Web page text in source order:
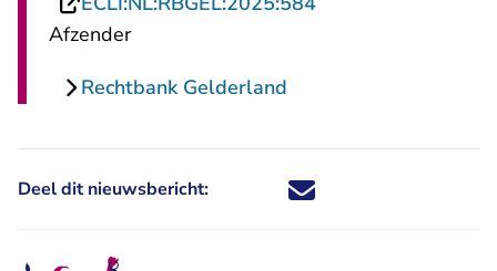
Afzender
Rechtbank Gelderland
Deel dit nieuwsbericht: Deel dit nieuwsbericht via X -
Deel dit nieuwsbericht via
Deel dit nieuwsbericht
Deel dit